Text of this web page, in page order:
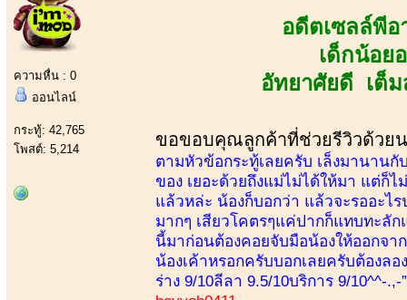
ความหื่น : 0
ออนไลน์
กระทู้: 42,765
โพสต์: 5,214
อดีตเซลล์พี
เด็กน้อย
อัทยาศัยดี เต็
ขอขอบคุณลูกค้าที่ช่วยรีวิวด้วย
ตามหัวข้อกระทู้เลยครับ เล็งมานาน
ของ เยอะด้วยถึงแม่ไม่ได้ให้มา แต่ก็
แล้วหล่ะ น้องก็บอกว่า แล้วจะรออะไ
มากๆ เสียวโคตรๆแค่ปากก็แทบทะลัก
นี้มาก่อนต้องคอยจับมือน้องให้ออกจ
น้องเค้าหรอกครับบอกเลยครับต้องล
ร่าง 9/10ลีลา 9.5/10บริการ 9/10^^-.,-”